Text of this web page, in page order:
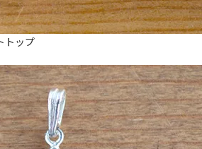
トップ